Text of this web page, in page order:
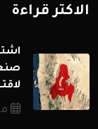
الاكثر قراءة